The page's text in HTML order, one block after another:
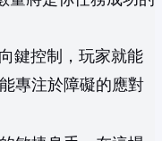
鍵控制，玩家就能
專注於障礙的應對